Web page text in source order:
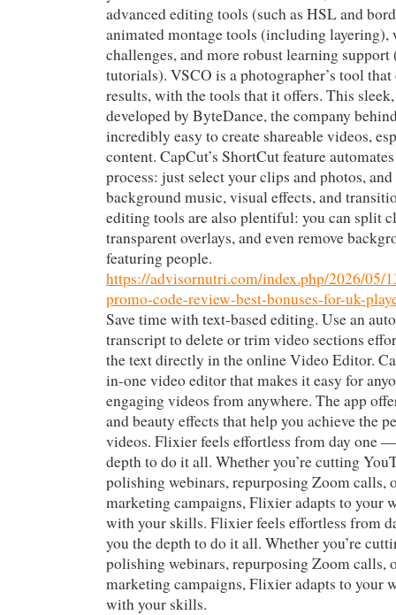
advanced editing tools (such as HSL and
animated montage tools (including layering),
challenges, and more robust learning
tutorials). VSCO is a photographer’s tool
results, with the tools that it offers. This
developed by ByteDance, the company
incredibly easy to create shareable videos,
content. CapCut’s ShortCut feature
process: just select your clips and photos, and
background music, visual effects, and
editing tools are also plentiful: you can split
transparent overlays, and even remove
featuring people.
https://advisornutri.com/index.php/2026/05/
promo-code-review-best-bonuses-for-uk-
Save time with text-based editing. Use an
transcript to delete or trim video sections
the text directly in the online Video Editor.
in-one video editor that makes it easy for
engaging videos from anywhere. The app
and beauty effects that help you achieve the
videos. Flixier feels effortless from day one
depth to do it all. Whether you’re cutting
polishing webinars, repurposing Zoom
marketing campaigns, Flixier adapts to your
with your skills. Flixier feels effortless from
you the depth to do it all. Whether you’re
polishing webinars, repurposing Zoom
marketing campaigns, Flixier adapts to your
with your skills.